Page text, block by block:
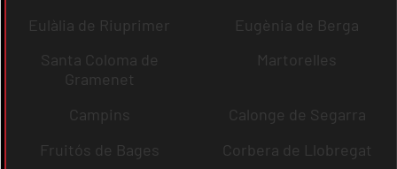
Eulàlia de Riuprimer
Eugènia de Berga
Santa Coloma de
Gramenet
Martorelles
Campins
Calonge de Segarra
Fruitós de Bages
Corbera de Llobregat